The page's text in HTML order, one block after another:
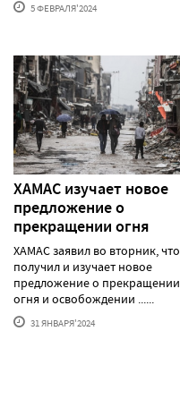
5 ФЕВРАЛЯ'2024
ХАМАС изучает новое
предложение о
прекращении огня
ХАМАС заявил во вторник, что
получил и изучает новое
предложение о прекращении
огня и освобождении ......
31 ЯНВАРЯ'2024